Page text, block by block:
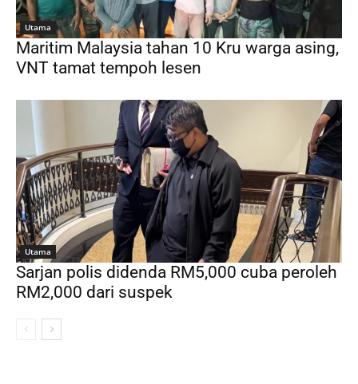
Utama
Maritim Malaysia tahan 10 Kru warga asing,
VNT tamat tempoh lesen
Utama
Sarjan polis didenda RM5,000 cuba peroleh
RM2,000 dari suspek